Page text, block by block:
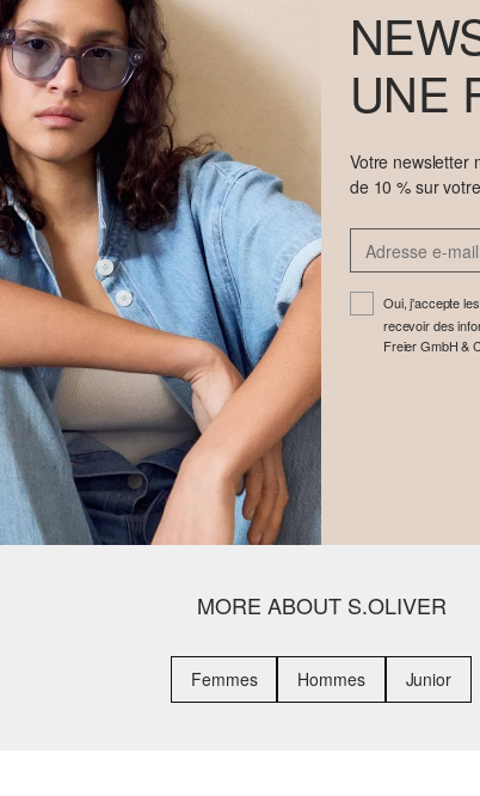
UNE
Votre newsletter
de 10 % sur
Oui, j'accepte les
recevoir des
Freier GmbH &
MORE ABOUT S.OLIVER
Femmes Hommes Junior